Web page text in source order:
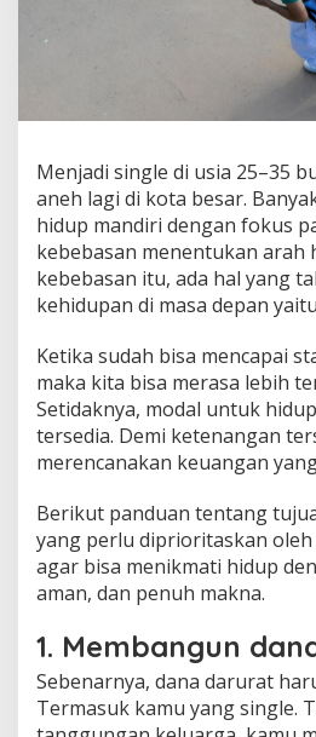
k
n
l
M
i
l
l
e
n
n
i
l
s
y
a
n
g
n
g
n
d
u
p
T
e
Menjadi single di usia 25–35
aneh lagi di kota besar.
hidup mandiri dengan fokus
kebebasan menentukan arah
kebebasan itu, ada hal yang
kehidupan di masa depan
Ketika sudah bisa mencapai
maka kita bisa merasa lebih
Setidaknya, modal untuk
tersedia. Demi ketenangan
merencanakan keuangan
Berikut panduan tentang
yang perlu diprioritaskan
agar bisa menikmati hidup
aman, dan penuh makna.
1. Membangun
Sebenarnya, dana darurat
Termasuk kamu yang single.